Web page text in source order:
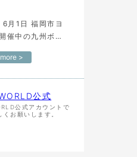
月1日 福岡市ヨ
催中の九州ボー
】 ヤンマー舶用
>
公式
公式アカウントで
くお願いします。